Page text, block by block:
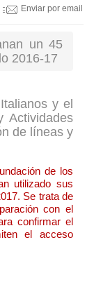
Enviar por email
un 45
2016-17
y el
Actividades
de líneas y
de los
utilizado sus
Se trata de
con el
confirmar el
el acceso